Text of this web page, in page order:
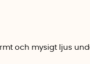
och mysigt ljus